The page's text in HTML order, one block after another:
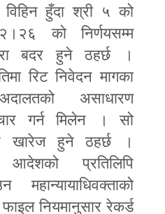
हुँदा श्री ५ को
को निर्णयसम्म
बदर हुने ठहर्छ ।
रिट निवेदन मागका
असाधारण
गर्न मिलेन । सो
खारेज हुने ठहर्छ ।
आदेशको प्रतिलिपि
महान्यायाधिवक्ताको
नियमानुसार रेकर्ड